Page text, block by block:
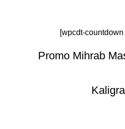
[wpcdt-countdown
Promo Mihrab